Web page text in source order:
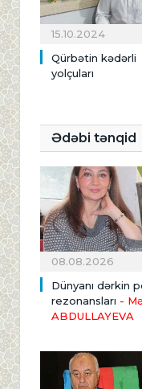
15.10.2024
Qürbətin kədərli
yolçuları
Ədəbi tənqid
08.08.2026
Dünyanı dərkin
rezonansları -
ABDULLAYEVA